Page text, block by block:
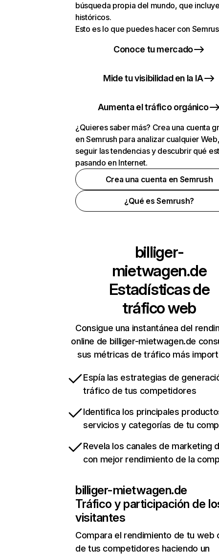
búsqueda propia del mundo, que
históricos.
Esto es lo que puedes hacer con
Conoce tu mercado
Mide tu visibilidad en la IA
Aumenta el tráfico orgánico
¿Quieres saber más? Crea una cuenta
en Semrush para analizar cualquier
seguir las tendencias y descubrir qué
pasando en Internet.
Crea una cuenta en Semrush
¿Qué es Semrush?
billiger-
mietwagen.de
Estadísticas de
tráfico web
Consigue una instantánea del
online de billiger-mietwagen.de
sus métricas de tráfico más
Espía las estrategias de
tráfico de tus competidores
Identifica los principales
servicios y categorías de tu
Revela los canales de marketing
con mejor rendimiento de la
billiger-mietwagen.de
Tráfico y participación de
visitantes
Compara el rendimiento de tu web
de tus competidores haciendo un